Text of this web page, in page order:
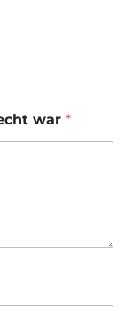
war *